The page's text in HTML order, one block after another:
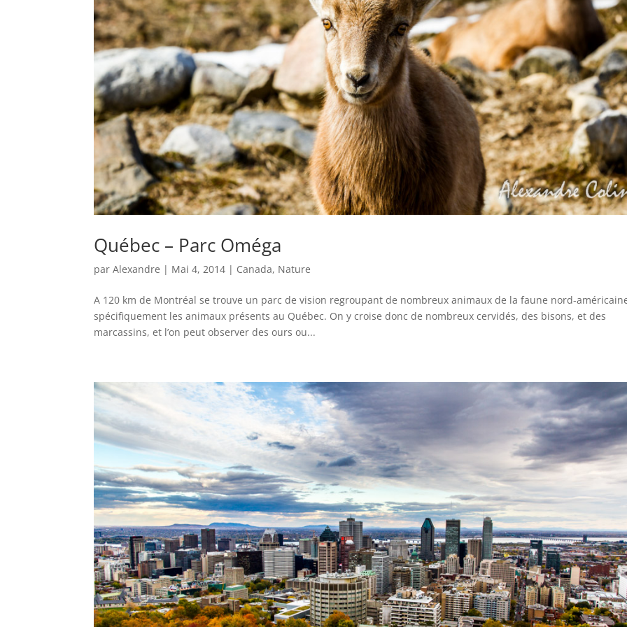
Québec – Parc Oméga
parAlexandre | Mai 4, 2014 | Canada, Nature
A 120 km de Montréal se trouve un parc de vision regroupant de nombreux animaux de la faune nord-
spécifiquement les animaux présents au Québec. On y croise donc de nombreux cervidés, des bisons, et des
marcassins, et l’on peut observer des ours ou...